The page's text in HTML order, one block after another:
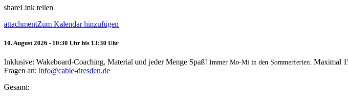
shareLink teilen
attachmentZum Kalendar hinzufügen
10. August 2026 - 10:30 Uhr bis 13:30 Uhr
Inklusive: Wakeboard-Coaching, Material und jeder Menge Spaß! Immer Mo-Mi in den Sommerferien. Maximal
Fragen an: info@cable-dresden.de
Gesamt: